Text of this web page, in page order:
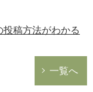
投稿方法がわかる
一覧へ